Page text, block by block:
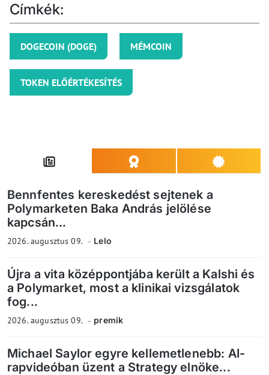
Címkék:
DOGECOIN (DOGE) MÉMCOIN
TOKEN ELŐÉRTÉKESÍTÉS
Bennfentes kereskedést sejtenek a
Polymarketen Baka András jelölése
kapcsán...
2026. augusztus 09. Lelo
Újra a vita középpontjába került a Kalshi és
a Polymarket, most a klinikai vizsgálatok
fog...
2026. augusztus 09. premik
Michael Saylor egyre kellemetlenebb: AI-
rapvideóban üzent a Strategy elnöke...